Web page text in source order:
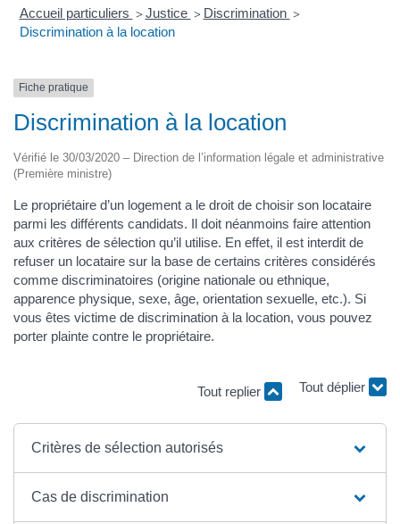
Accueil particuliers > Justice > Discrimination >
Discrimination à la location
Fiche pratique
Discrimination à la location
Vérifié le 30/03/2020 – Direction de l’information légale et administrative
(Première ministre)
Le propriétaire d’un logement a le droit de choisir son locataire
parmi les différents candidats. Il doit néanmoins faire attention
aux critères de sélection qu’il utilise. En effet, il est interdit de
refuser un locataire sur la base de certains critères considérés
comme discriminatoires (origine nationale ou ethnique,
apparence physique, sexe, âge, orientation sexuelle, etc.). Si
vous êtes victime de discrimination à la location, vous pouvez
porter plainte contre le propriétaire.
Tout replier Tout déplier
Critères de sélection autorisés
Cas de discrimination